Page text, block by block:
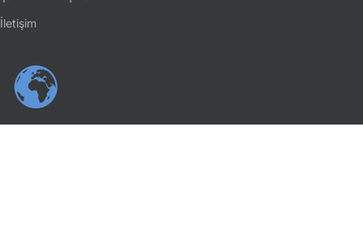
İletişim